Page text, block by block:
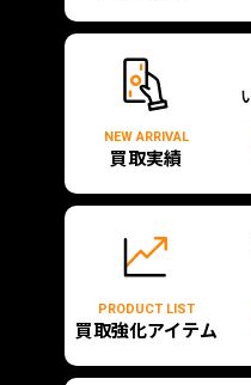
NEW ARRIVAL
買取実績
PRODUCT LIST
買取強化アイテム